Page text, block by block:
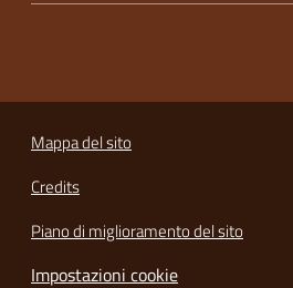
Mappa del sito
Credits
Piano di miglioramento del sito
Impostazioni cookie